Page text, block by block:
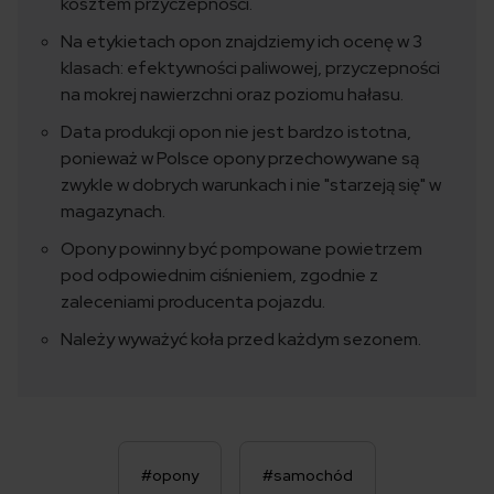
Na etykietach opon znajdziemy ich ocenę w 3
klasach: efektywności paliwowej, przyczepności
na mokrej nawierzchni oraz poziomu hałasu.
Data produkcji opon nie jest bardzo istotna,
ponieważ w Polsce opony przechowywane są
zwykle w dobrych warunkach i nie "starzeją się" w
magazynach.
Opony powinny być pompowane powietrzem
pod odpowiednim ciśnieniem, zgodnie z
zaleceniami producenta pojazdu.
Należy wyważyć koła przed każdym sezonem.
#opony #samochód